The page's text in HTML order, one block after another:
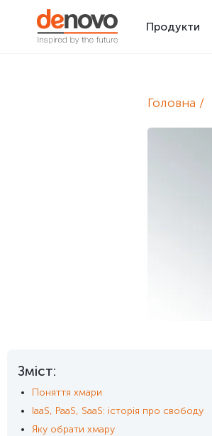
Продукти
Головна
Зміст:
Поняття хмари
IaaS, PaaS, SaaS: історія про свободу
Яку обрати хмару